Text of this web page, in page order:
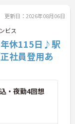
の面
かな
ト
、あ
しく
ひ
eラ
いま
更新日：2026年08月06日
ビス
年休115日♪駅
社員登用あ
・夜勤4回想